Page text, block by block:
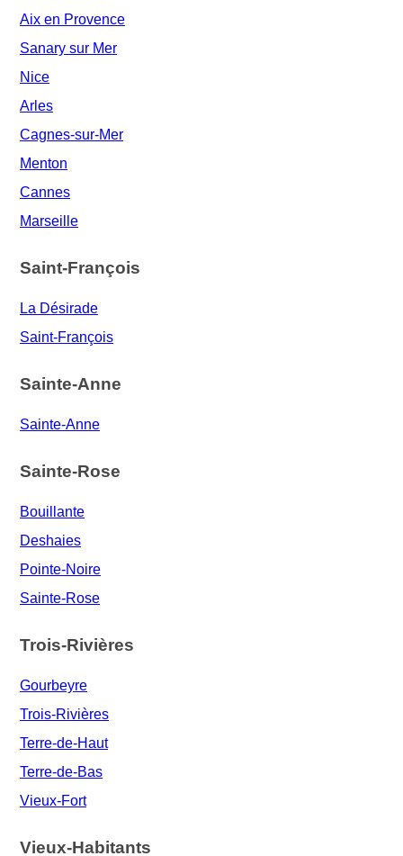
Aix en Provence
Sanary sur Mer
Nice
Arles
Cagnes-sur-Mer
Menton
Cannes
Marseille
Saint-François
La Désirade
Saint-François
Sainte-Anne
Sainte-Anne
Sainte-Rose
Bouillante
Deshaies
Pointe-Noire
Sainte-Rose
Trois-Rivières
Gourbeyre
Trois-Rivières
Terre-de-Haut
Terre-de-Bas
Vieux-Fort
Vieux-Habitants